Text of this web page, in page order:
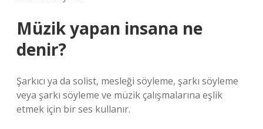
Müzik yapan insana ne
denir?
Şarkıcı ya da solist, mesleği söyleme, şarkı söyleme
veya şarkı söyleme ve müzik çalışmalarına eşlik
etmek için bir ses kullanır.